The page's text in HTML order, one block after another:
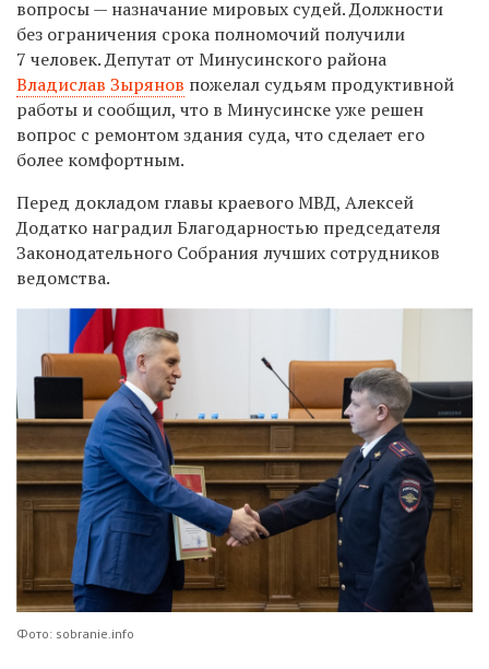
вопросы — назначание мировых судей. Должности
без ограничения срока полномочий получили
7 человек. Депутат от Минусинского района
Владислав Зырянов пожелал судьям продуктивной
работы и сообщил, что в Минусинске уже решен
вопрос с ремонтом здания суда, что сделает его
более комфортным.
Перед докладом главы краевого МВД, Алексей
Додатко наградил Благодарностью председателя
Законодательного Собрания лучших сотрудников
ведомства.
Фото: sobranie.info